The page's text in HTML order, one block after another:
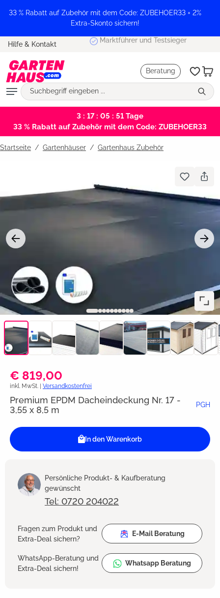
springen
33 % Rabatt auf Zubehör mit dem Code: ZUBEHOER33 + 2%
Extra-Skonto sichern!
Hilfe & Kontakt Marktführer und Testsieger
Beratung
3 : 17 : 05 : 51 Tage
33 % Rabatt auf Zubehör mit dem Code: ZUBEHOER33
Startseite Gartenhäuser / Gartenhaus Zubehör
€ 819,00
inkl. MwSt. | Versandkostenfrei
Premium EPDM Dacheindeckung Nr. 17 -
3,55 x 8,5 m
PGH
In den Warenkorb
Persönliche Produkt- & Kaufberatung
gewünscht
Tel: 0720 204022
Fragen zum Produkt und
Extra-Deal sichern?
E-Mail Beratung
WhatsApp-Beratung und
Extra-Deal sichern!
Whatsapp Beratung